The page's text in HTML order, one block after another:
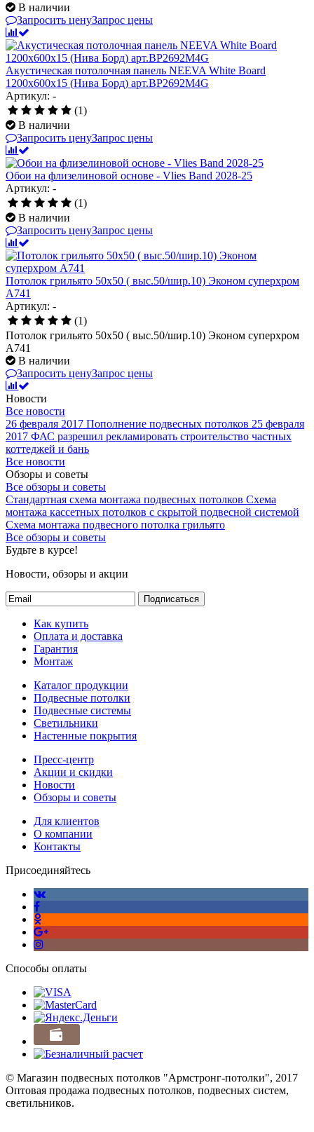
В наличии
Запросить ценуЗапрос цены
Акустическая потолочная панель NEEVA White Board
1200x600x15 (Нива Борд) арт.BP2692M4G
Артикул: -
(1)
В наличии
Запросить ценуЗапрос цены
Обои на флизелиновой основе - Vlies Band 2028-25
Артикул: -
(1)
В наличии
Запросить ценуЗапрос цены
Потолок грильято 50х50 ( выс.50/шир.10) Эконом суперхром
А741
Артикул: -
(1)
Потолок грильято 50х50 ( выс.50/шир.10) Эконом суперхром
А741
В наличии
Запросить ценуЗапрос цены
Новости
Все новости
26 февраля 2017 Пополнение подвесных потолков 25 февраля
2017 ФАС разрешил рекламировать строительство частных
коттеджей и бань
Все новости
Обзоры и советы
Все обзоры и советы
Стандартная схема монтажа подвесных потолков Схема
монтажа кассетных потолков с скрытой подвесной системой
Схема монтажа подвесного потолка грильято
Все обзоры и советы
Будьте в курсе!
Новости, обзоры и акции
Подписаться
Как купить
Оплата и доставка
Гарантия
Монтаж
Каталог продукции
Подвесные потолки
Подвесные системы
Светильники
Настенные покрытия
Пресс-центр
Акции и скидки
Новости
Обзоры и советы
Для клиентов
О компании
Контакты
Присоединяйтесь
Способы оплаты
© Магазин подвесных потолков "Армстронг-потолки", 2017
Оптовая продажа подвесных потолков, подвесных систем,
светильников.